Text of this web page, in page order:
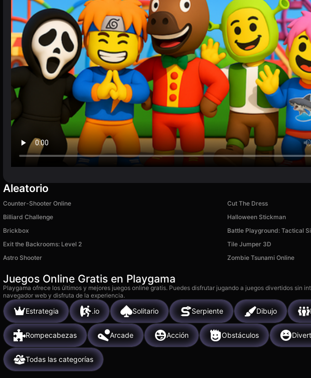
Aleatorio
Counter-Shooter Online Cut The Dress
Billiard Challenge
Halloween Stickman
Brickbox
Battle Playground: Tactical
Exit the Backrooms: Level 2
Tile Jumper 3D
Astro Shooter
Zombie Tsunami Online
Juegos Online Gratis en Playgama
Playgama ofrece los últimos y mejores juegos online gratis. Puedes disfrutar jugando a juegos divertidos
navegador web y disfruta de la experiencia.
Estrategia .io Solitario Serpiente Dibujo
Rompecabezas Arcade Acción Obstáculos
Todas las categorías